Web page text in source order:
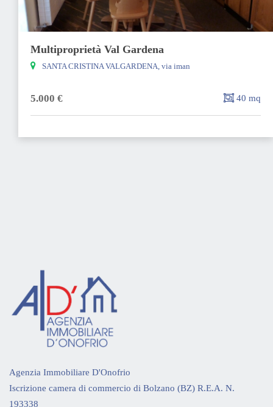
Multiproprietà Val Gardena
SANTA CRISTINA VALGARDENA, via iman
5.000 € 40 mq
Agenzia Immobiliare D'Onofrio
Iscrizione camera di commercio di Bolzano (BZ) R.E.A. N.
193338